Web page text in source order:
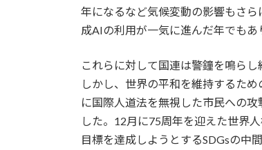
年になるなど気候変動の影響もさ
成AIの利用が一気に進んだ年でもあ
これらに対して国連は警鐘を鳴ら
しかし、世界の平和を維持するた
に国際人道法を無視した市民への
した。12月に75周年を迎えた世界
目標を達成しようとするSDGsの中